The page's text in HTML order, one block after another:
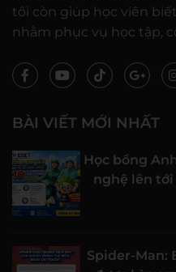
tôi còn giúp học viên
nhằm phục vụ học tập,
BÀI VIẾT MỚI NHẤT
Học bổng
nghệ lên tới
Spider-Man: